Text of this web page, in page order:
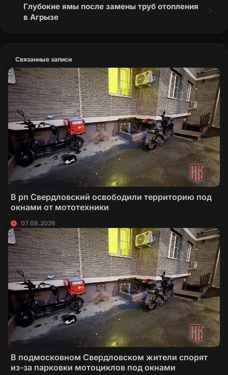
Глубокие ямы после замены труб отопления
в Агрызе
Связанные записи
В рп Свердловский освободили территорию под
окнами от мототехники
07.08.2026
В подмосковном Свердловском жители спорят
из-за парковки мотоциклов под окнами